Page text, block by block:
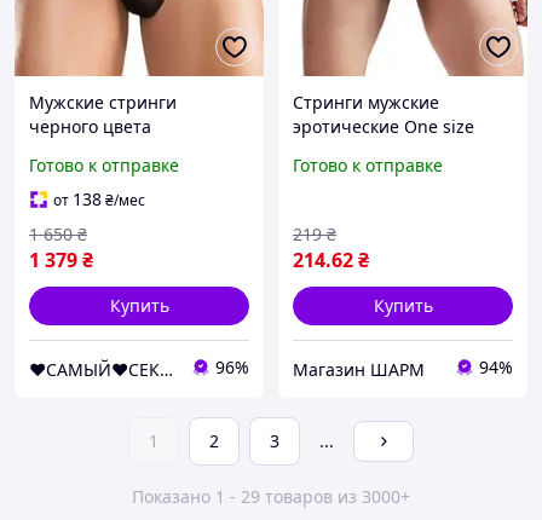
Мужские стринги
черного цвета
магазин
Готово к отправке
от 138₴/мес
1 379₴
1 650 ₴
Купить
❤️САМЫЙ❤️СЕКСУАЛЬНЫЙ❤️МАГАЗИН❤️ 96%
Стринги мужские
эротические One size
Готово к отправке
214.62₴
219 ₴
Купить
Магазин ШАРМ 94%
1 2 3 ...
Показано 1 - 29 товаров из 3000+